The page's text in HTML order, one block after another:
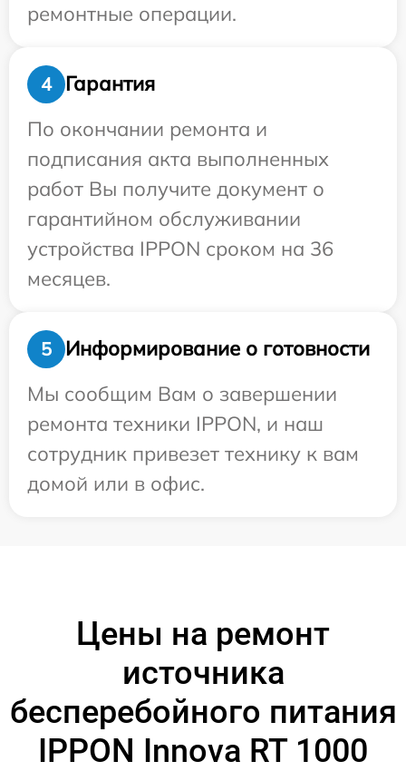
ремонтные операции.
4
Гарантия
По окончании ремонта и
подписания акта выполненных
работ Вы получите документ о
гарантийном обслуживании
устройства IPPON сроком на 36
месяцев.
5
Информирование о готовности
Мы сообщим Вам о завершении
ремонта техники IPPON, и наш
сотрудник привезет технику к вам
домой или в офис.
Цены на ремонт
источника
бесперебойного питания
IPPON Innova RT 1000